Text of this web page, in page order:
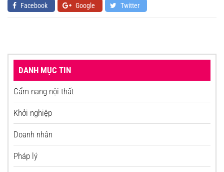
Facebook Google Twitter
DANH MỤC TIN
Cẩm nang nội thất
Khởi nghiệp
Doanh nhân
Pháp lý